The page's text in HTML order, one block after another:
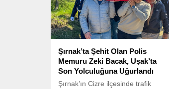
Şırnak’ta Şehit Olan Polis
Memuru Zeki Bacak, Uşak’ta
Son Yolculuğuna Uğurlandı
Şırnak’ın Cizre ilçesinde trafik